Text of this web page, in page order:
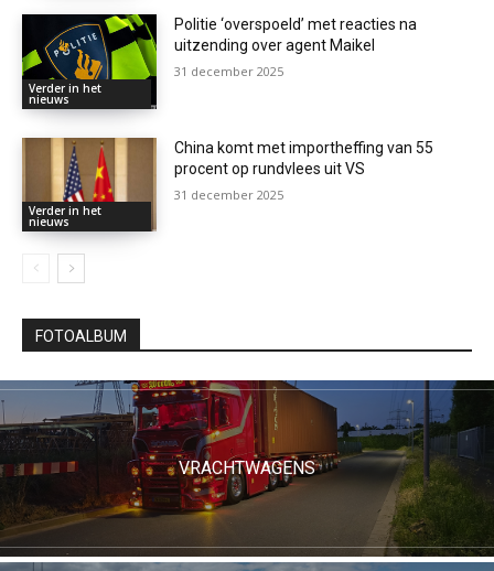
Verder in het
nieuws
Politie ‘overspoeld’ met reacties na
uitzending over agent Maikel
31 december 2025
Verder in het
nieuws
China komt met importheffing van 55
procent op rundvlees uit VS
31 december 2025
FOTOALBUM
VRACHTWAGENS